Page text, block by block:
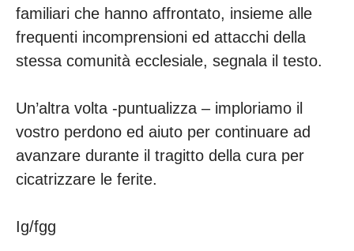
familiari che hanno affrontato, insieme alle
frequenti incomprensioni ed attacchi della
stessa comunità ecclesiale, segnala il testo.
Un’altra volta -puntualizza – imploriamo il
vostro perdono ed aiuto per continuare ad
avanzare durante il tragitto della cura per
cicatrizzare le ferite.
Ig/fgg